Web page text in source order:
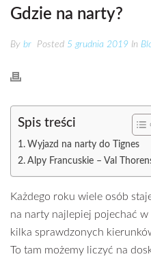
Gdzie na narty?
By br Posted 5 grudnia 2019 In
Spis treści
Wyjazd na narty do Tignes
Alpy Francuskie – Val
Każdego roku wiele osób
na narty najlepiej pojechać
kilka sprawdzonych
To tam możemy liczyć na